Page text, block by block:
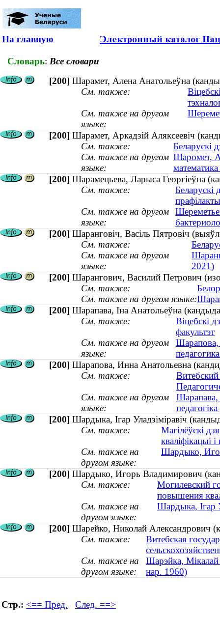
На главную
Словарь: Все словари
[200] Шарамет, Алена Анатольеўна
См. также:
См. также на другом
языке:
[200] Шарамет, Аркадзiй Аляксеевiч
См. также:
Беларускі
См. также на другом
языке:
Шаромет,
[200] Шарамецьева, Ларыса Георгіеўна
См. также:
Беларускі
См. также на другом
языке:
[200] Шаранговіч, Васіль Пятровіч
См. также:
См. также на другом
языке:
2021)
[200] Шарангович, Василий Петрович
См. также:
См. также на другом языке:
[200] Шарапава, Iна Анатольеўна
См. также:
Віцебскі
факультэт
См. также на другом
языке:
Шарапова,
[200] Шарапова, Инна Анатольевна
См. также:
См. также на другом
языке:
Шарапава,
[200] Шардыка, Ігар Уладзіміравіч
См. также:
Магілёўскі
кваліфікацыі
См. также на
другом языке:
Шардыко,
[200] Шардыко, Игорь Владимирович
См. также:
Могилевский
повышения
См. также на
другом языке:
Шардыка, Ігар
[200] Шарейко, Николай Александрович
См. также:
Витебская
См. также на
другом языке:
Шарэйка, Мікалай
нар. 1960)
Стр.: <== Пред. След. ==>